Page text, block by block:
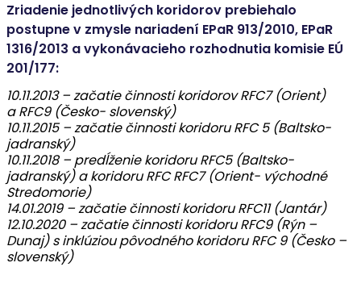
Zriadenie jednotlivých koridorov prebiehalo
postupne v zmysle nariadení EPaR 913/2010, EPaR
1316/2013 a vykonávacieho rozhodnutia komisie EÚ
201/177:
10.11.2013 – začatie činnosti koridorov RFC7 (Orient)
a RFC9 (Česko- slovenský)
10.11.2015 – začatie činnosti koridoru RFC 5 (Baltsko-
jadranský)
10.11.2018 – predĺženie koridoru RFC5 (Baltsko-
jadranský) a koridoru RFC RFC7 (Orient- východné
Stredomorie)
14.01.2019 – začatie činnosti koridoru RFC11 (Jantár)
12.10.2020 – začatie činnosti koridoru RFC9 (Rýn –
Dunaj) s inklúziou pôvodného koridoru RFC 9 (Česko –
slovenský)